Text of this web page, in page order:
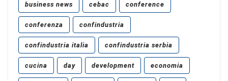
business news cebac conference
conferenza confindustria
confindustria italia confindustria serbia
cucina day development economia